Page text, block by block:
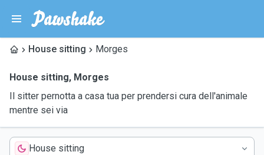
House sitting Morges
House sitting, Morges
Il sitter pernotta a casa tua per prendersi cura dell'animale
mentre sei via
House sitting